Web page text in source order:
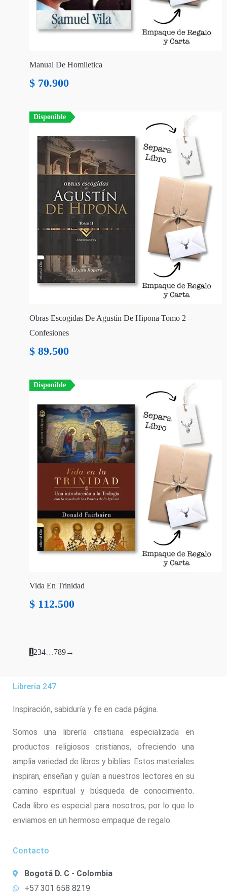
Manual De Homiletica
$ 70.900
Disponible
Obras Escogidas De Agustín De Hipona Tomo 2 –
Confesiones
$ 89.500
Disponible
Vida En Trinidad
$ 112.500
1 234…789→
Libreria 247
Inspiración, sabiduría y fe en cada página.
Somos una librería cristiana especializada en
productos religiosos cristianos, ofreciendo una
amplia variedad de libros y biblias. Estos materiales
inspiran, enseñan y guían a nuestros lectores en su
camino espiritual y búsqueda de conocimiento.
Cada libro es especial para nosotros, por lo que lo
enviamos en un hermoso empaque de regalo.
Contacto
Bogotá D. C - Colombia
+57 301 658 8219